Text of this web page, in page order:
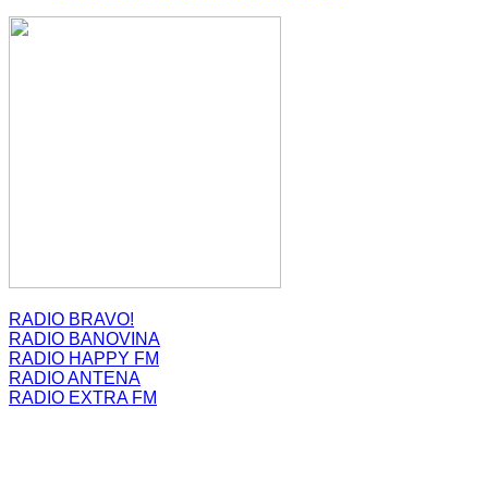
RADIO BRAVO!
RADIO BANOVINA
RADIO HAPPY FM
RADIO ANTENA
RADIO EXTRA FM